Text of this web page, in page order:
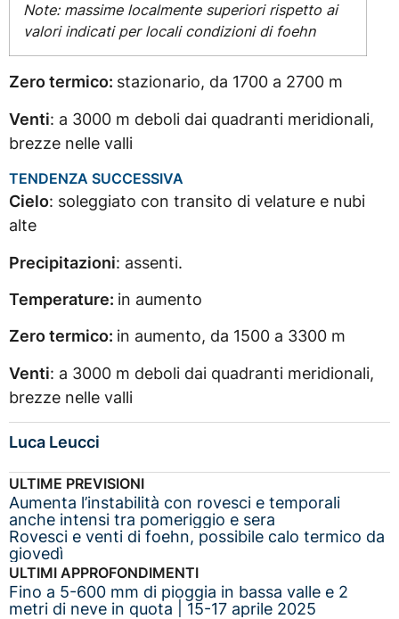
Note: massime localmente superiori rispetto ai
valori indicati per locali condizioni di foehn
Zero termico: stazionario, da 1700 a 2700 m
Venti: a 3000 m deboli dai quadranti meridionali,
brezze nelle valli
TENDENZA SUCCESSIVA
Cielo: soleggiato con transito di velature e nubi
alte
Precipitazioni: assenti.
Temperature: in aumento
Zero termico: in aumento, da 1500 a 3300 m
Venti: a 3000 m deboli dai quadranti meridionali,
brezze nelle valli
Luca Leucci
ULTIME PREVISIONI
Aumenta l’instabilità con rovesci e temporali
anche intensi tra pomeriggio e sera
Rovesci e venti di foehn, possibile calo termico da
giovedì
ULTIMI APPROFONDIMENTI
Fino a 5-600 mm di pioggia in bassa valle e 2
metri di neve in quota | 15-17 aprile 2025